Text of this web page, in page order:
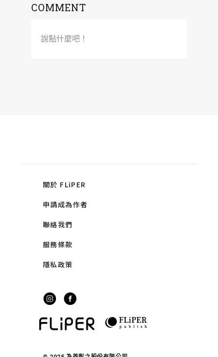
COMMENT
說點什麼吧！
關於 FLiPER
申請成為作者
聯絡我們
服務條款
隱私政策